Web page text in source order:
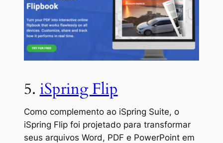
5. iSpring Flip
Como complemento ao iSpring Suite, o
iSpring Flip foi projetado para transformar
seus arquivos Word, PDF e PowerPoint em